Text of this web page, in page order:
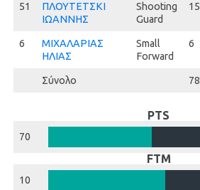
51
6
51
ΠΛΟΥΤΕΤΣΚΙ
ΙΩΑΝΝΗΣ
Shooting
Guard
15
6
ΜΙΧΑΛΑΡΙΑΣ
ΗΛΙΑΣ
Small
Forward
6
Σύνολο 78
PTS
70
FTM
10